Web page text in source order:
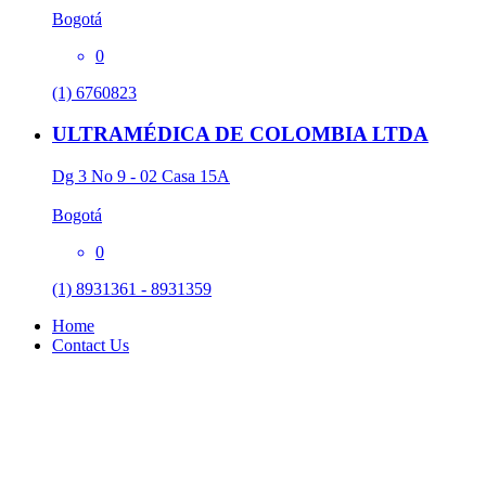
Bogotá
0
(1) 6760823
ULTRAMÉDICA DE COLOMBIA LTDA
Dg 3 No 9 - 02 Casa 15A
Bogotá
0
(1) 8931361 - 8931359
Home
Contact Us